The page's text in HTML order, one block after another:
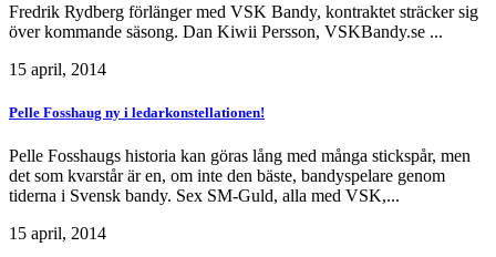
Fredrik Rydberg förlänger med VSK Bandy, kontraktet sträcker sig
över kommande säsong. Dan Kiwii Persson, VSKBandy.se ...
15 april, 2014
Pelle Fosshaug ny i ledarkonstellationen!
Pelle Fosshaugs historia kan göras lång med många stickspår, men
det som kvarstår är en, om inte den bäste, bandyspelare genom
tiderna i Svensk bandy. Sex SM-Guld, alla med VSK,...
15 april, 2014